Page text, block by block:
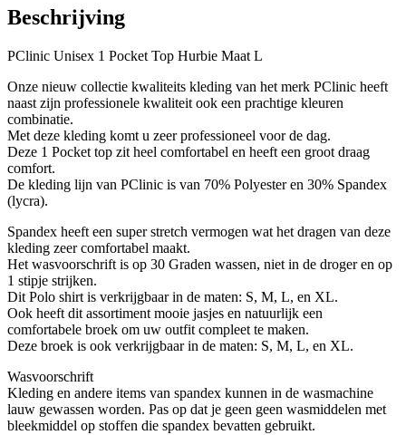
Beschrijving
PClinic Unisex 1 Pocket Top Hurbie Maat L
Onze nieuw collectie kwaliteits kleding van het merk PClinic heeft
naast zijn professionele kwaliteit ook een prachtige kleuren
combinatie.
Met deze kleding komt u zeer professioneel voor de dag.
Deze 1 Pocket top zit heel comfortabel en heeft een groot draag
comfort.
De kleding lijn van PClinic is van 70% Polyester en 30% Spandex
(lycra).
Spandex heeft een super stretch vermogen wat het dragen van deze
kleding zeer comfortabel maakt.
Het wasvoorschrift is op 30 Graden wassen, niet in de droger en op
1 stipje strijken.
Dit Polo shirt is verkrijgbaar in de maten: S, M, L, en XL.
Ook heeft dit assortiment mooie jasjes en natuurlijk een
comfortabele broek om uw outfit compleet te maken.
Deze broek is ook verkrijgbaar in de maten: S, M, L, en XL.
Wasvoorschrift
Kleding en andere items van spandex kunnen in de wasmachine
lauw gewassen worden. Pas op dat je geen geen wasmiddelen met
bleekmiddel op stoffen die spandex bevatten gebruikt.